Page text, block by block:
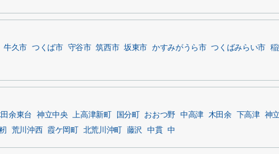
牛久市 つくば市 守谷市 筑西市 坂東市 かすみがうら市 つくばみらい市
余東台 神立中央 上高津新町 国分町 おおつ野 中高津 木田余 下高津 神立
荒川沖西 霞ケ岡町 北荒川沖町 藤沢 中貫 中